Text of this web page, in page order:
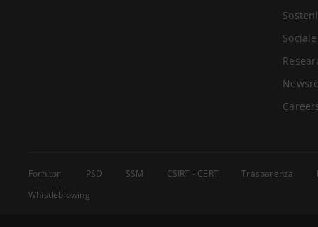
Sociale
Fornitori PSD SSM CSIRT - CERT Trasparenza
Whistleblowing